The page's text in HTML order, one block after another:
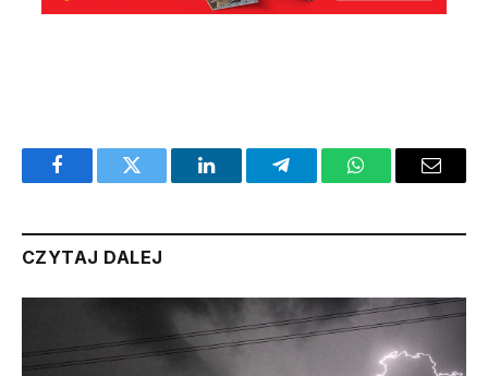
FacebookTwitter LinkedInTelegramWhatsAppEmail
CZYTAJ DALEJ